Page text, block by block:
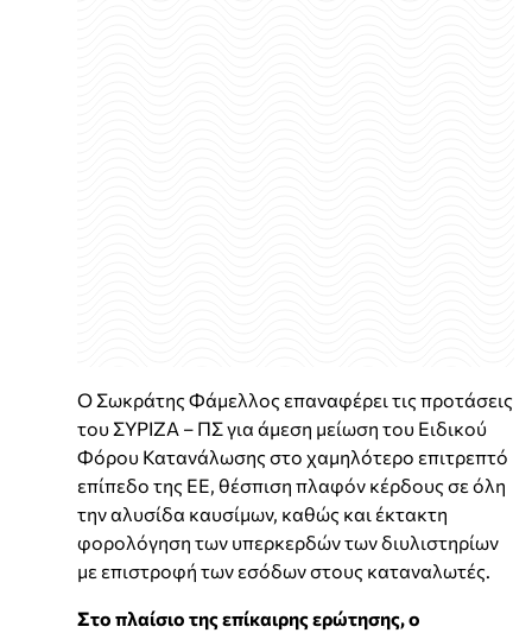
Ο Σωκράτης Φάμελλος επαναφέρει τις προτάσεις
του ΣΥΡΙΖΑ – ΠΣ για άμεση μείωση του Ειδικού
Φόρου Κατανάλωσης στο χαμηλότερο επιτρεπτό
επίπεδο της ΕΕ, θέσπιση πλαφόν κέρδους σε όλη
την αλυσίδα καυσίμων, καθώς και έκτακτη
φορολόγηση των υπερκερδών των διυλιστηρίων
με επιστροφή των εσόδων στους καταναλωτές.
Στο πλαίσιο της επίκαιρης ερώτησης, ο